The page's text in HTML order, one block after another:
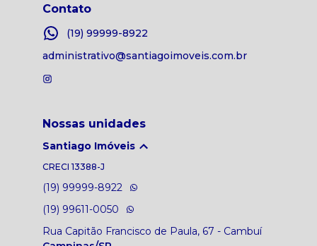
Contato
(19) 99999-8922
administrativo@santiagoimoveis.com.br
Nossas unidades
Santiago Imóveis
CRECI 13388-J
(19) 99999-8922
(19) 99611-0050
Rua Capitão Francisco de Paula, 67 - Cambuí